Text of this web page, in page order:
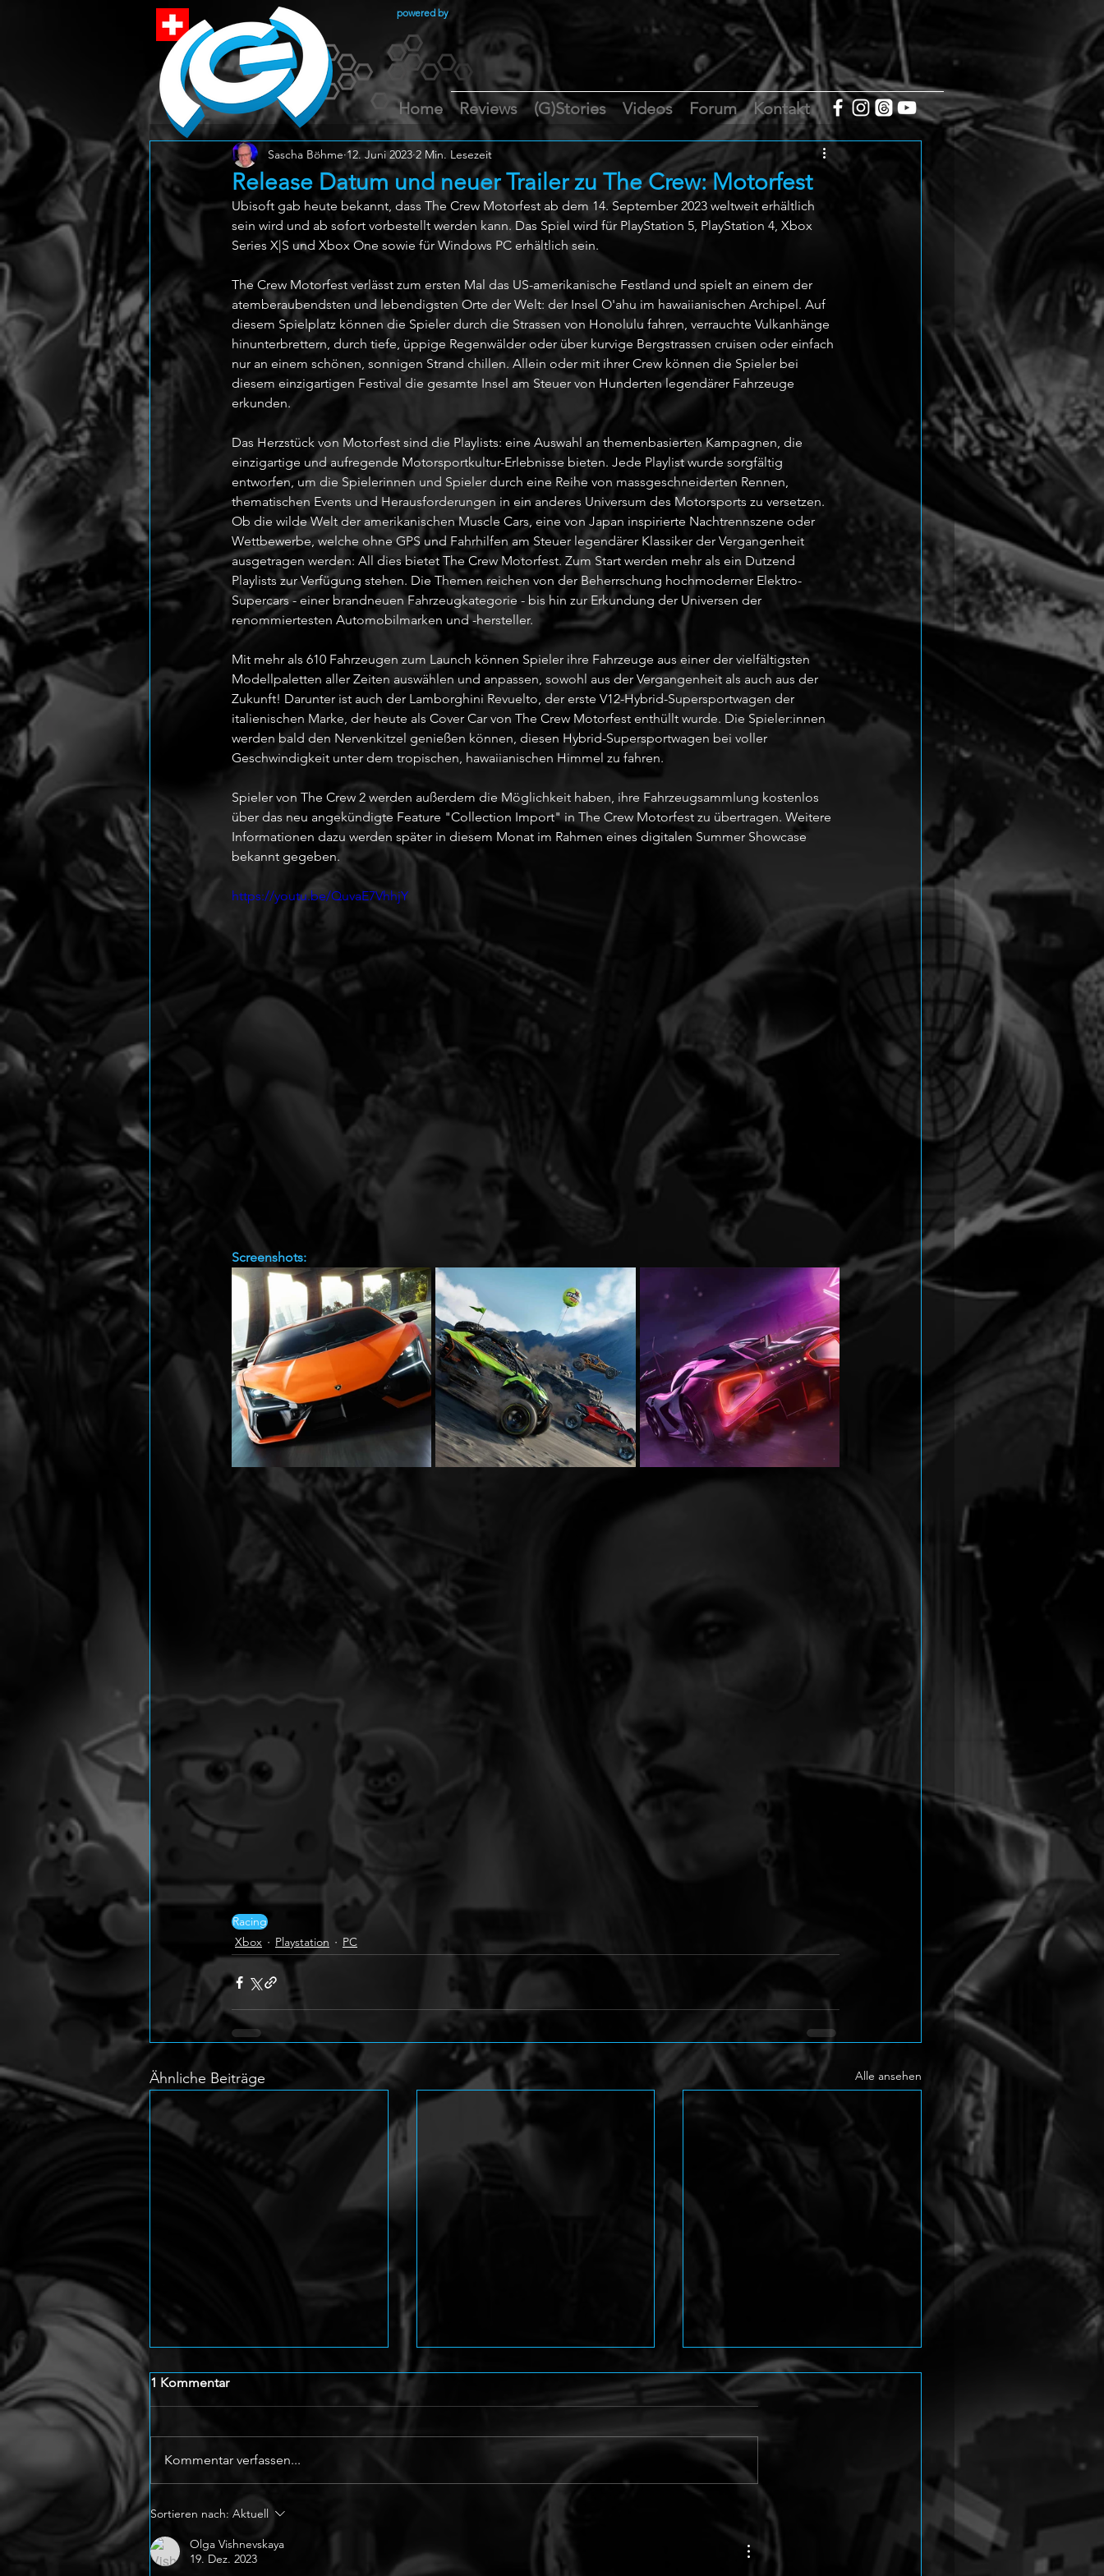
powered by
Home Reviews (G)Stories Videos Forum Kontakt
Release Datum und neuer Trailer zu The Crew: Motorfest
Sascha Böhme 12. Juni 2023 2 Min. Lesezeit
Ubisoft gab heute bekannt, dass The Crew Motorfest ab dem 14. September 2023 weltweit erhältlich
sein wird und ab sofort vorbestellt werden kann. Das Spiel wird für PlayStation 5, PlayStation 4, Xbox
Series X|S und Xbox One sowie für Windows PC erhältlich sein.
The Crew Motorfest verlässt zum ersten Mal das US-amerikanische Festland und spielt an einem der
atemberaubendsten und lebendigsten Orte der Welt: der Insel O'ahu im hawaiianischen Archipel. Auf
diesem Spielplatz können die Spieler durch die Strassen von Honolulu fahren, verrauchte Vulkanhänge
hinunterbrettern, durch tiefe, üppige Regenwälder oder über kurvige Bergstrassen cruisen oder einfach
nur an einem schönen, sonnigen Strand chillen. Allein oder mit ihrer Crew können die Spieler bei
diesem einzigartigen Festival die gesamte Insel am Steuer von Hunderten legendärer Fahrzeuge
erkunden.
Das Herzstück von Motorfest sind die Playlists: eine Auswahl an themenbasierten Kampagnen, die
einzigartige und aufregende Motorsportkultur-Erlebnisse bieten. Jede Playlist wurde sorgfältig
entworfen, um die Spielerinnen und Spieler durch eine Reihe von massgeschneiderten Rennen,
thematischen Events und Herausforderungen in ein anderes Universum des Motorsports zu versetzen.
Ob die wilde Welt der amerikanischen Muscle Cars, eine von Japan inspirierte Nachtrennszene oder
Wettbewerbe, welche ohne GPS und Fahrhilfen am Steuer legendärer Klassiker der Vergangenheit
ausgetragen werden: All dies bietet The Crew Motorfest. Zum Start werden mehr als ein Dutzend
Playlists zur Verfügung stehen. Die Themen reichen von der Beherrschung hochmoderner Elektro-
Supercars - einer brandneuen Fahrzeugkategorie - bis hin zur Erkundung der Universen der
renommiertesten Automobilmarken und -hersteller.
Mit mehr als 610 Fahrzeugen zum Launch können Spieler ihre Fahrzeuge aus einer der vielfältigsten
Modellpaletten aller Zeiten auswählen und anpassen, sowohl aus der Vergangenheit als auch aus der
Zukunft! Darunter ist auch der Lamborghini Revuelto, der erste V12-Hybrid-Supersportwagen der
italienischen Marke, der heute als Cover Car von The Crew Motorfest enthüllt wurde. Die Spieler:innen
werden bald den Nervenkitzel genießen können, diesen Hybrid-Supersportwagen bei voller
Geschwindigkeit unter dem tropischen, hawaiianischen Himmel zu fahren.
Spieler von The Crew 2 werden außerdem die Möglichkeit haben, ihre Fahrzeugsammlung kostenlos
über das neu angekündigte Feature "Collection Import" in The Crew Motorfest zu übertragen. Weitere
Informationen dazu werden später in diesem Monat im Rahmen eines digitalen Summer Showcase
bekannt gegeben.
https://youtu.be/QuvaE7VhhjY
Screenshots:
Racing
Xbox
Playstation PC
Ähnliche Beiträge Alle ansehen
Ghost Recon Wildlands erhält
Last Rites, 4K/60fps Update
und Predator Rückkehr
Persona 4 Revival stellt Yukiko
Amagi im neuen Trailer vor
1 Kommentar
Kommentar verfassen...
Sortieren nach: Aktuell
Olga Vishnevskaya
19. Dez. 2023